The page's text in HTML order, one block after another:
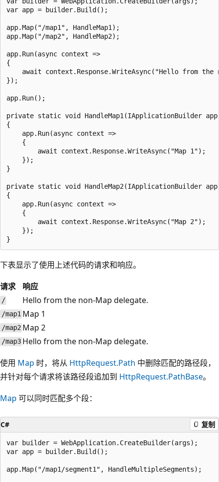
var app = builder.Build();
app.Map("/map1", HandleMap1);
app.Map("/map2", HandleMap2);
app.Run(async context =>
{
await context.Response.WriteAsync("Hello from the
});
app.Run();
private static void HandleMap1(IApplicationBuilder
{
    app.Run(async context =>
    {
        await context.Response.WriteAsync("Map 1");
    });
}
private static void HandleMap2(IApplicationBuilder
{
    app.Run(async context =>
    {
        await context.Response.WriteAsync("Map 2");
    });
下表显示了使用上述代码的请求和响应。
请求
响应
/ Hello from the non-Map delegate.
/map1 Map 1
/map2 Map 2
/map3 Hello from the non-Map delegate.
使用 Map 时，将从 HttpRequest.Path 中删除匹配的路径段，
并针对每个请求将该路径段追加到 HttpRequest.PathBase。
Map 可以同时匹配多个段：
C# 复制
var builder = WebApplication.CreateBuilder(args);
var app = builder.Build();
app.Map("/map1/segment1", HandleMultipleSegments);